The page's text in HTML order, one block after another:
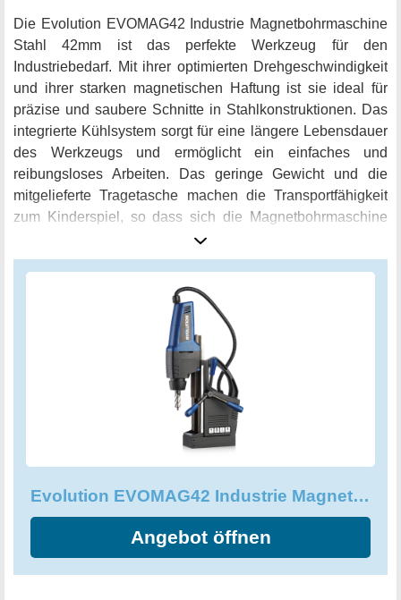
Die Evolution EVOMAG42 Industrie Magnetbohrmaschine
Stahl 42mm ist das perfekte Werkzeug für den
Industriebedarf. Mit ihrer optimierten Drehgeschwindigkeit
und ihrer starken magnetischen Haftung ist sie ideal für
präzise und saubere Schnitte in Stahlkonstruktionen. Das
integrierte Kühlsystem sorgt für eine längere Lebensdauer
des Werkzeugs und ermöglicht ein einfaches und
reibungsloses Arbeiten. Das geringe Gewicht und die
mitgelieferte Tragetasche machen die Transportfähigkeit
zum Kinderspiel, so dass sich die Magnetbohrmaschine
auch an schwer zugänglichen Stellen platzieren lässt. Ob
für Brücken, I-Träger oder Gerüste, dieses Produkt ist ein
Mit einer Leistung von 1200 Watt und einer Magnethaftung
von 1300 kg ist die Evolution EVOMAG42 ein echtes
Kraftpaket für schwere Industrie- und Fertigungsarbeiten.
Vertraue auf die Industriequalität und Präzision der
Evolution EVOMAG42 und erlebe die perfekte
Kombination aus Leistung und Handlichkeit.
Evolution EVOMAG42 Industrie Magnetbohrmaschine Stahl 42mm
Angebot öffnen